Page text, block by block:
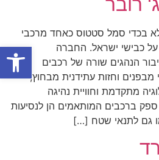
פתח
בכדי סמל סטטוס כאחד מרכבי
כבישי ישראל. החברה
הנהגים שורה של רכבים
מבפנים וחזות עתידנית מבחוץ,
מתקדמת וחוויית נהיגה
ברכבים המותאמים הן לנסיעות
כמו גם לתנאי שטח […]